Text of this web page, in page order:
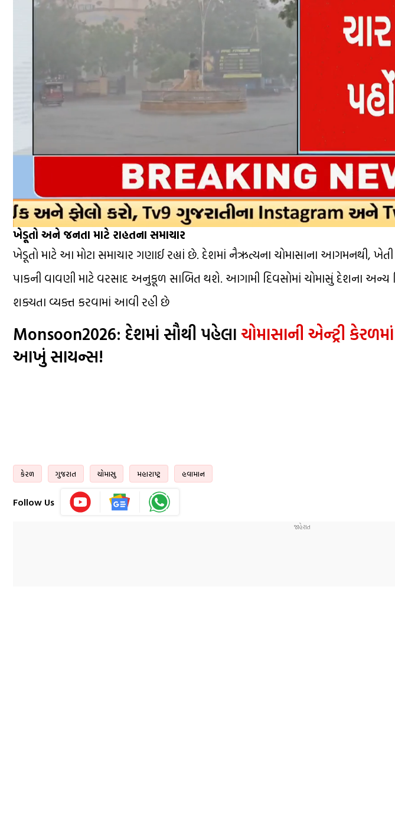
ખેડૂતો અને જનતા માટે રાહતના સમાચાર
ખેડૂતો માટે આ મોટા સમાચાર ગણાઈ રહ્યાં છે. દેશમાં નૈઋત્યના ચોમાસાના આગમનથી, ખેતી
પાકની વાવણી માટે વરસાદ અનુકૂળ સાબિત થશે. આગામી દિવસોમાં ચોમાસું દેશના
શક્યતા વ્યક્ત કરવામાં આવી રહી છે
Monsoon2026: દેશમાં સૌથી પહેલા ચોમાસાની એન્ટ્રી
આખું સાયન્સ!
કેરળ ગુજરાત ચોમાસુ મહારાષ્ટ્ર હવામાન
Follow Us